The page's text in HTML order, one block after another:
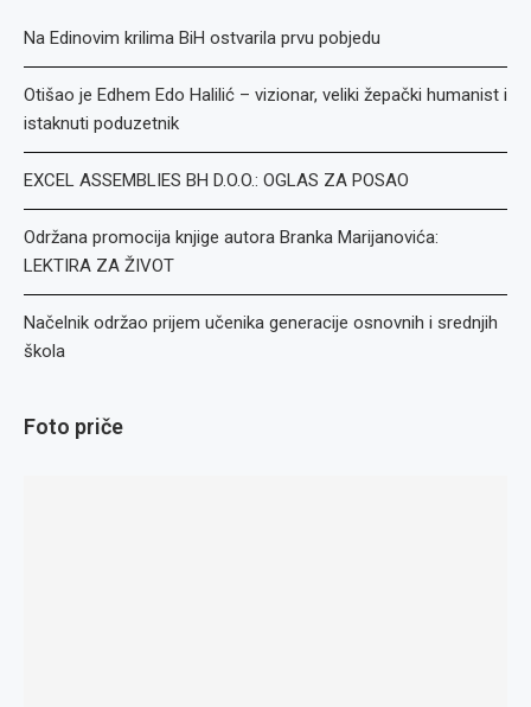
Na Edinovim krilima BiH ostvarila prvu pobjedu
Otišao je Edhem Edo Halilić – vizionar, veliki žepački humanist i
istaknuti poduzetnik
EXCEL ASSEMBLIES BH D.O.O.: OGLAS ZA POSAO
Održana promocija knjige autora Branka Marijanovića:
LEKTIRA ZA ŽIVOT
Načelnik održao prijem učenika generacije osnovnih i srednjih
škola
Foto priče